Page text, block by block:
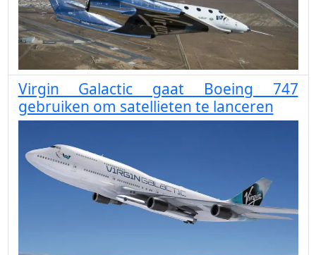
Virgin Galactic gaat Boeing 747
gebruiken om satellieten te lanceren